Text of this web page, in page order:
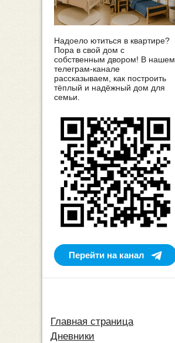
Надоело ютиться в квартире?
Пора в свой дом с
собственным двором! В нашем
телеграм-канале
рассказываем, как построить
тёплый и надёжный дом для
семьи.
Перейти на канал
Главная страница
Дневники